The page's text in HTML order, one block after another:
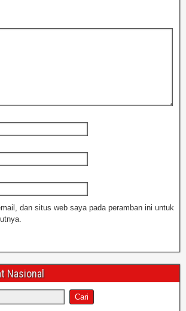
dan situs web saya pada peramban ini untuk
Nasional